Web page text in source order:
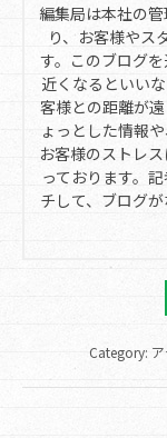
編集局は本社の
り、お客様やス
す。このブログ
近くなるといい
客様との距離が
ょっとした情報
お客様のストレ
っております。
チして、ブログ
Category:
Post